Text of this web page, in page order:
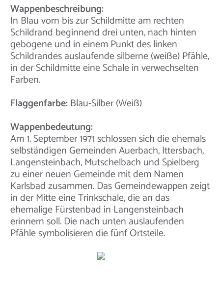
Wappenbeschreibung:
In Blau vorn bis zur Schildmitte am rechten
Schildrand beginnend drei unten, nach hinten
gebogene und in einem Punkt des linken
Schildrandes auslaufende silberne (weiße) Pfähle,
in der Schildmitte eine Schale in verwechselten
Farben.
Flaggenfarbe: Blau-Silber (Weiß)
Wappenbedeutung:
Am 1. September 1971 schlossen sich die ehemals
selbständigen Gemeinden Auerbach, Ittersbach,
Langensteinbach, Mutschelbach und Spielberg
zu einer neuen Gemeinde mit dem Namen
Karlsbad zusammen. Das Gemeindewappen zeigt
in der Mitte eine Trinkschale, die an das
ehemalige Fürstenbad in Langensteinbach
erinnern soll. Die nach unten auslaufenden
Pfähle symbolisieren die fünf Ortsteile.